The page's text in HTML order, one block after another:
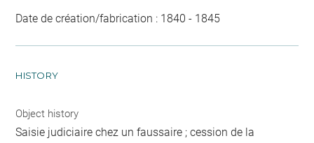
Date de création/fabrication : 1840 - 1845
HISTORY
Object history
Saisie judiciaire chez un faussaire ; cession de la